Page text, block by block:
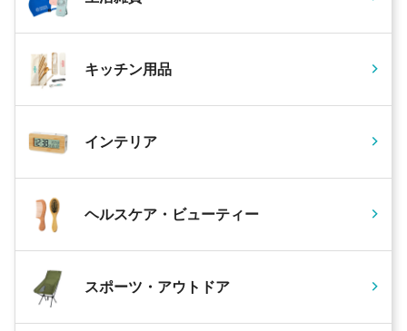
キッチン用品
インテリア
ヘルスケア・ビューティー
スポーツ・アウトドア